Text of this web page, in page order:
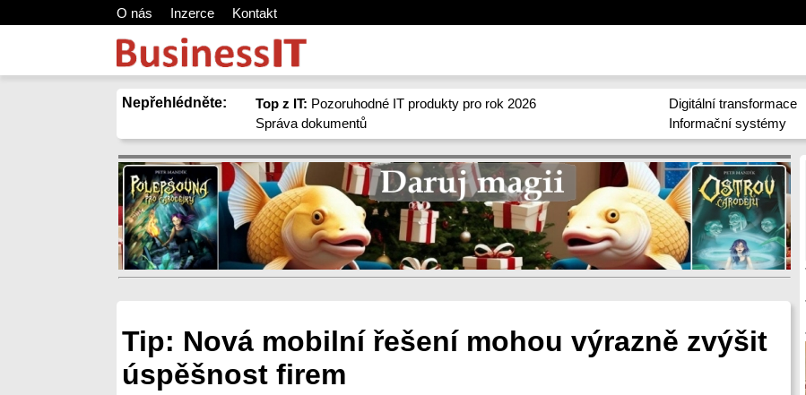
O nás Inzerce Kontakt
Nepřehlédněte: Top z IT: Pozoruhodné IT produkty pro rok 2026
Správa dokumentů
Digitální transformace
Informační systémy
Tip: Nová mobilní řešení mohou výrazně zvýšit
úspěšnost firem